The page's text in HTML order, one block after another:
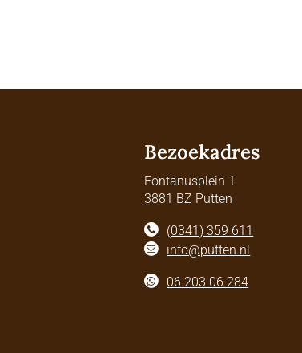
Bezoekadres
Fontanusplein 1
3881 BZ Putten
(0341) 359 611
info@putten.nl
06 203 06 284